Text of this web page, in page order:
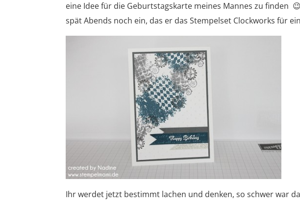
eine Idee für die Geburtstagskarte meines Mannes zu finden
spät Abends noch ein, das er das Stempelset Clockworks für
Ihr werdet jetzt bestimmt lachen und denken, so schwer war